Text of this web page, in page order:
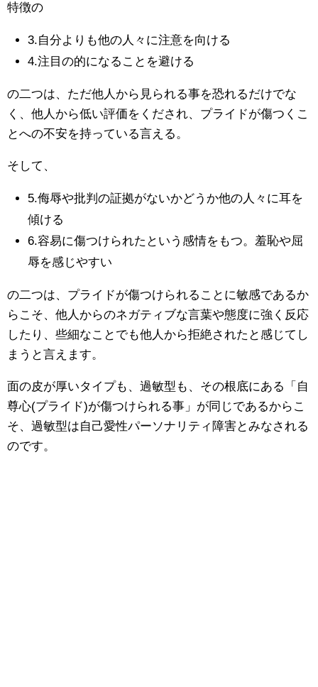
特徴の
3.自分よりも他の人々に注意を向ける
4.注目の的になることを避ける
の二つは、ただ他人から見られる事を恐れるだけでな
く、他人から低い評価をくだされ、プライドが傷つくこ
とへの不安を持っている言える。
そして、
5.侮辱や批判の証拠がないかどうか他の人々に耳を
傾ける
6.容易に傷つけられたという感情をもつ。羞恥や屈
辱を感じやすい
の二つは、プライドが傷つけられることに敏感であるか
らこそ、他人からのネガティブな言葉や態度に強く反応
したり、些細なことでも他人から拒絶されたと感じてし
まうと言えます。
面の皮が厚いタイプも、過敏型も、その根底にある「自
尊心(プライド)が傷つけられる事」が同じであるからこ
そ、過敏型は自己愛性パーソナリティ障害とみなされる
のです。